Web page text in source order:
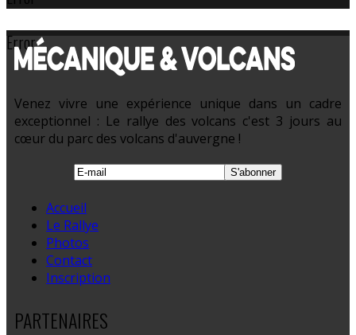
Error
Venez vivre une expérience unique dans un cadre
exceptionnel : Le rallye des volcans c'est 3 jours au
cœur du parc des volcans d'auvergne !
Accueil
Le Rallye
Photos
Contact
Inscription
PARTENAIRES